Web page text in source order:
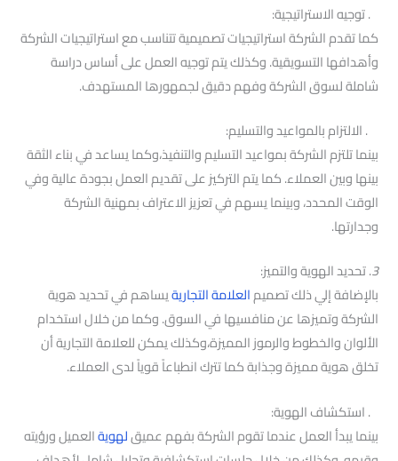
. توجيه الاستراتيجية:
كما تقدم الشركة استراتيجيات تصميمية تتناسب مع استراتيجيات الشركة
وأهدافها التسويقية. وكذلك يتم توجيه العمل على أساس دراسة
شاملة لسوق الشركة وفهم دقيق لجمهورها المستهدف.
. الالتزام بالمواعيد والتسليم:
بينما تلتزم الشركة بمواعيد التسليم والتنفيذ،وكما يساعد في بناء الثقة
بينها وبين العملاء. كما يتم التركيز على تقديم العمل بجودة عالية وفي
الوقت المحدد، وبينما يسهم في تعزيز الاعتراف بمهنية الشركة
وجدارتها.
3. تحديد الهوية والتميز:
بالإضافة إلي ذلك تصميمالعلامة التجاريةيساهم في تحديد هوية
الشركة وتميزها عن منافسيها في السوق. وكما من خلال استخدام
الألوان والخطوط والرموز المميزة،وكذلك يمكن للعلامة التجارية أن
تخلق هوية مميزة وجذابة كما تترك انطباعاً قوياً لدى العملاء.
. استكشاف الهوية:
بينما يبدأ العمل عندما تقوم الشركة بفهم عميقلهويةالعميل ورؤيته